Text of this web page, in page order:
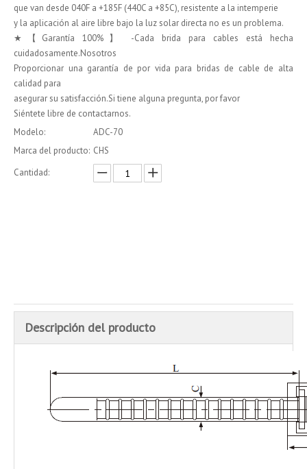
que van desde 040F a +185F (440C a +85C), resistente a la intemperie
y la aplicación al aire libre bajo la luz solar directa no es un problema.
★【Garantía 100%】 -Cada brida para cables está hecha
cuidadosamente.Nosotros
Proporcionar una garantía de por vida para bridas de cable de alta
calidad para
asegurar su satisfacción.Si tiene alguna pregunta, por favor
Siéntete libre de contactarnos.
Modelo:
ADC-70
Marca del producto: CHS
Cantidad:
Descripción del producto